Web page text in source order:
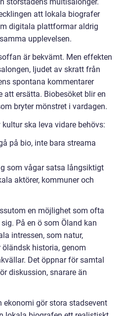
storstadens multisalonger.
att lokala biografer
digitala plattformar aldrig
upplevelsen.
är bekvämt. Men effekten
ljudet av skratt från
spontana kommentarer
att ersätta. Biobesöket blir en
bryter mönstret i vardagen.
ska leva vidare behövs:
på bio, inte bara streama
som vågar satsa långsiktigt
aktörer, kommuner och
en möjlighet som ofta
På en ö som Öland kan
intressen, som natur,
öländsk historia, genom
Det öppnar för samtal
diskussion, snarare än
ekonomi gör stora stadsevent